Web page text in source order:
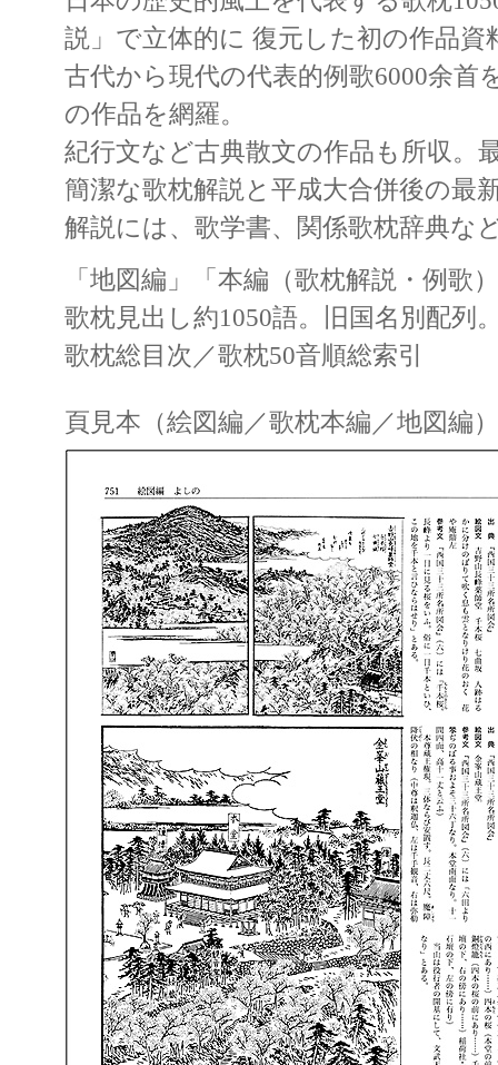
説」で立体的に 復元した初の作品資
古代から現代の代表的例歌6000余首
の作品を網羅。
紀行文など古典散文の作品も所収。
簡潔な歌枕解説と平成大合併後の最
解説には、歌学書、関係歌枕辞典な
「地図編」「本編（歌枕解説・例歌
歌枕見出し約1050語。旧国名別配列
歌枕総目次／歌枕50音順総索引
頁見本（絵図編／歌枕本編／地図編）